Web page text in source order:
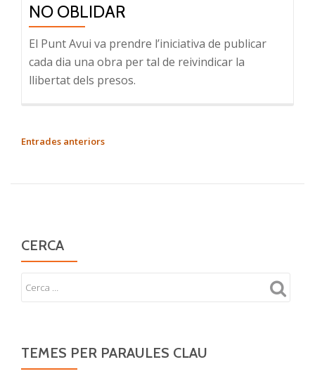
NO OBLIDAR
El Punt Avui va prendre l’iniciativa de publicar
cada dia una obra per tal de reivindicar la
llibertat dels presos.
NAVEGACIÓ
Entrades anteriors
CERCA
TEMES PER PARAULES CLAU